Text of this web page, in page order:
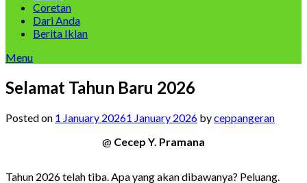
Coretan
Dari Anda
Berita Iklan
Menu
Selamat Tahun Baru 2026
Posted on 1 January 20261 January 2026 byceppangeran
@ Cecep Y. Pramana
Tahun 2026 telah tiba. Apa yang akan dibawanya? Peluang.